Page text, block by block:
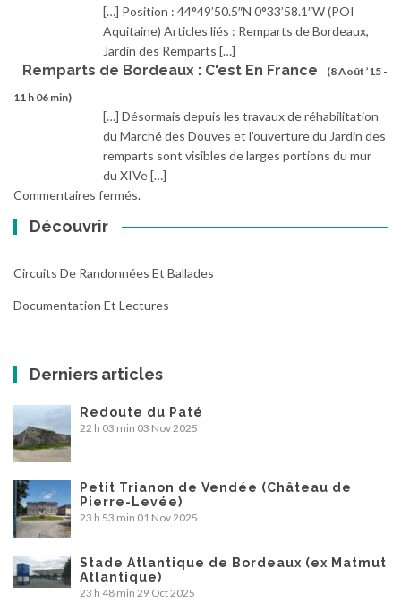
[…] Position : 44°49’50.5″N 0°33’58.1″W (POI
Aquitaine) Articles liés : Remparts de Bordeaux,
Jardin des Remparts […]
Remparts de Bordeaux : C'est En France
(8 Août ’15 -
11 h 06 min)
[…] Désormais depuis les travaux de réhabilitation
du Marché des Douves et l’ouverture du Jardin des
remparts sont visibles de larges portions du mur
du XIVe […]
Commentaires fermés.
Découvrir
Circuits De Randonnées Et Ballades
Documentation Et Lectures
Derniers articles
Redoute du Paté
22 h 03 min 03 Nov 2025
Petit Trianon de Vendée (Château de
Pierre-Levée)
23 h 53 min 01 Nov 2025
Stade Atlantique de Bordeaux (ex Matmut
Atlantique)
23 h 48 min 29 Oct 2025